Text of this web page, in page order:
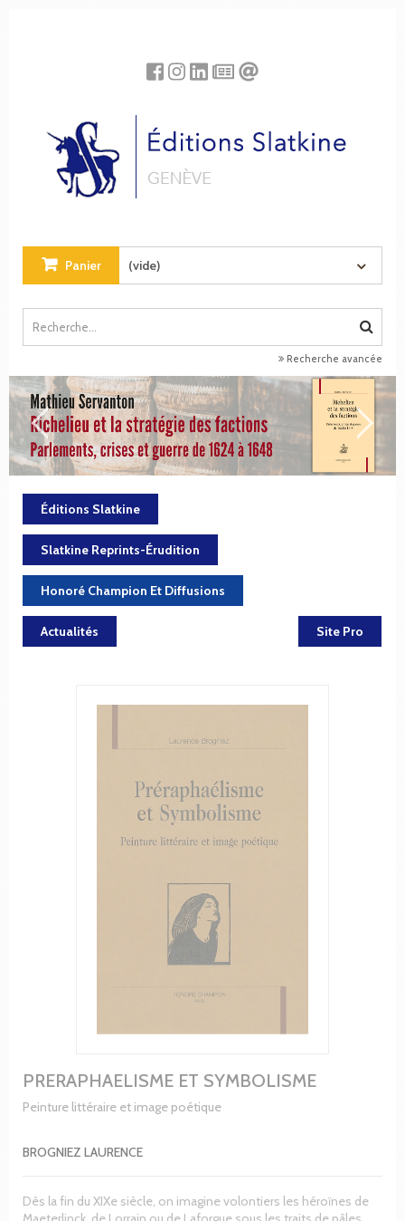
Panier (vide)
Recherche avancée
Éditions Slatkine
Slatkine Reprints-Érudition
Honoré Champion Et Diffusions
Actualités Site Pro
PRERAPHAELISME ET SYMBOLISME
Peinture littéraire et image poétique
BROGNIEZ LAURENCE
Dès la fin du XIXe siècle, on imagine volontiers les héroïnes de